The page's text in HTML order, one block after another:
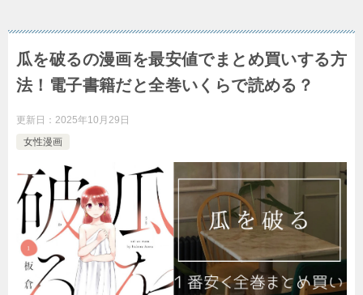
瓜を破るの漫画を最安値でまとめ買いする方
法！電子書籍だと全巻いくらで読める？
更新日： 2025年10月29日
女性漫画